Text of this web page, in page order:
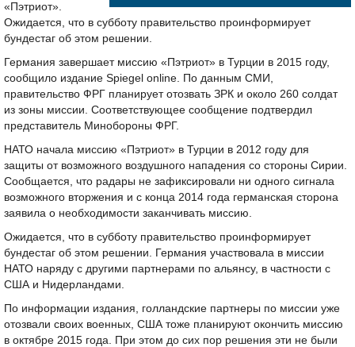
«Пэтриот».
Ожидается, что в субботу правительство проинформирует
бундестаг об этом решении.
Германия завершает миссию «Пэтриот» в Турции в 2015 году,
сообщило издание Spiegel online. По данным СМИ,
правительство ФРГ планирует отозвать ЗРК и около 260 солдат
из зоны миссии. Соответствующее сообщение подтвердил
представитель Минобороны ФРГ.
НАТО начала миссию «Пэтриот» в Турции в 2012 году для
защиты от возможного воздушного нападения со стороны Сирии.
Сообщается, что радары не зафиксировали ни одного сигнала
возможного вторжения и с конца 2014 года германская сторона
заявила о необходимости заканчивать миссию.
Ожидается, что в субботу правительство проинформирует
бундестаг об этом решении. Германия участвовала в миссии
НАТО наряду с другими партнерами по альянсу, в частности с
США и Нидерландами.
По информации издания, голландские партнеры по миссии уже
отозвали своих военных, США тоже планируют окончить миссию
в октябре 2015 года. При этом до сих пор решения эти не были